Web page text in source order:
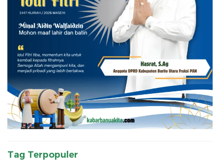
Tag Terpopuler